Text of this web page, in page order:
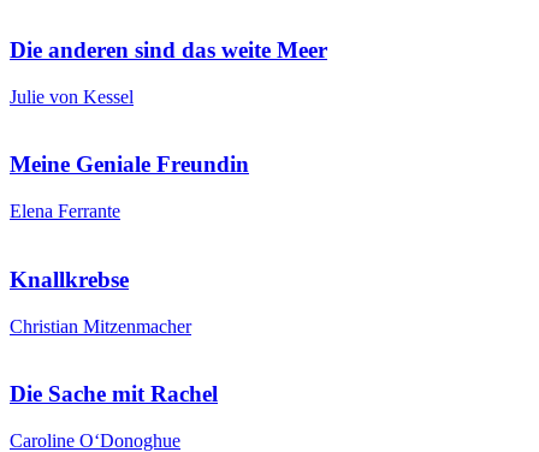
Die anderen sind das weite Meer
Julie von Kessel
Meine Geniale Freundin
Elena Ferrante
Knallkrebse
Christian Mitzenmacher
Die Sache mit Rachel
Caroline O‘Donoghue